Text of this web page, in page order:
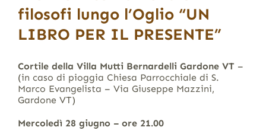
filosofi lungo l’Oglio “UN
LIBRO PER IL PRESENTE”
Cortile della Villa Mutti Bernardelli Gardone VT –
(in caso di pioggia Chiesa Parrocchiale di S.
Marco Evangelista – Via Giuseppe Mazzini,
Gardone VT)
Mercoledì 28 giugno – ore 21.00